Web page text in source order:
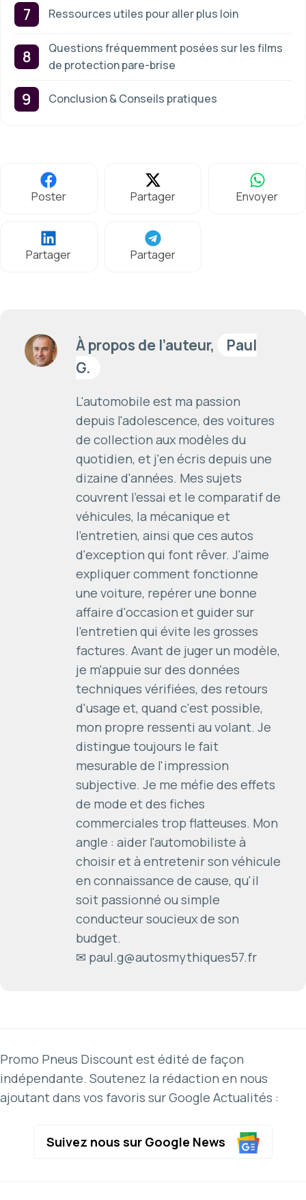
Ressources utiles pour aller plus loin
Questions fréquemment posées sur les films
de protection pare-brise
Conclusion & Conseils pratiques
Poster Partager Envoyer
Partager Partager
À propos de l’auteur,
Paul
G.
L'automobile est ma passion
depuis l'adolescence, des voitures
de collection aux modèles du
quotidien, et j'en écris depuis une
dizaine d'années. Mes sujets
couvrent l'essai et le comparatif de
véhicules, la mécanique et
l'entretien, ainsi que ces autos
d'exception qui font rêver. J'aime
expliquer comment fonctionne
une voiture, repérer une bonne
affaire d'occasion et guider sur
l'entretien qui évite les grosses
factures. Avant de juger un modèle,
je m'appuie sur des données
techniques vérifiées, des retours
d'usage et, quand c'est possible,
mon propre ressenti au volant. Je
distingue toujours le fait
mesurable de l'impression
subjective. Je me méfie des effets
de mode et des fiches
commerciales trop flatteuses. Mon
angle : aider l'automobiliste à
choisir et à entretenir son véhicule
en connaissance de cause, qu'il
soit passionné ou simple
conducteur soucieux de son
budget.
✉ paul.g@autosmythiques57.fr
Promo Pneus Discount est édité de façon
indépendante. Soutenez la rédaction en nous
ajoutant dans vos favoris sur Google Actualités :
Suivez nous sur Google News